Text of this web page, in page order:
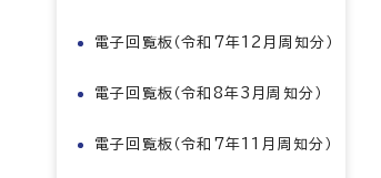
電子回覧板（令和7年12月周知分）
電子回覧板（令和8年3月周知分）
電子回覧板（令和7年11月周知分）